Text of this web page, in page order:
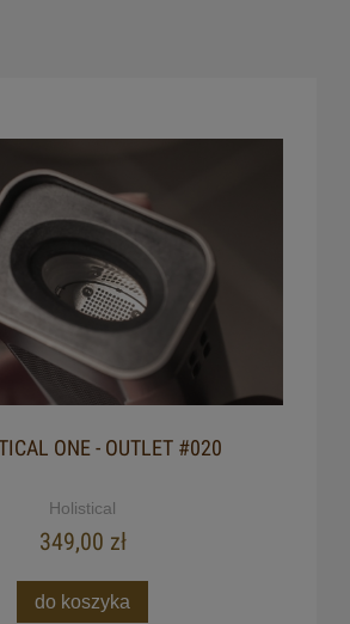
ONE - OUTLET #020
Holistical
349,00 zł
do koszyka